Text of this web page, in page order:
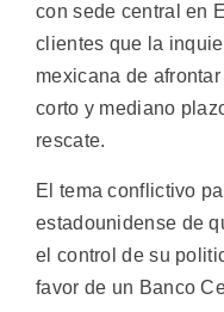
con sede central en
clientes que la
mexicana de
corto y mediano
rescate.
El tema conflictivo
estadounidense de
el control de su
favor de un Banco